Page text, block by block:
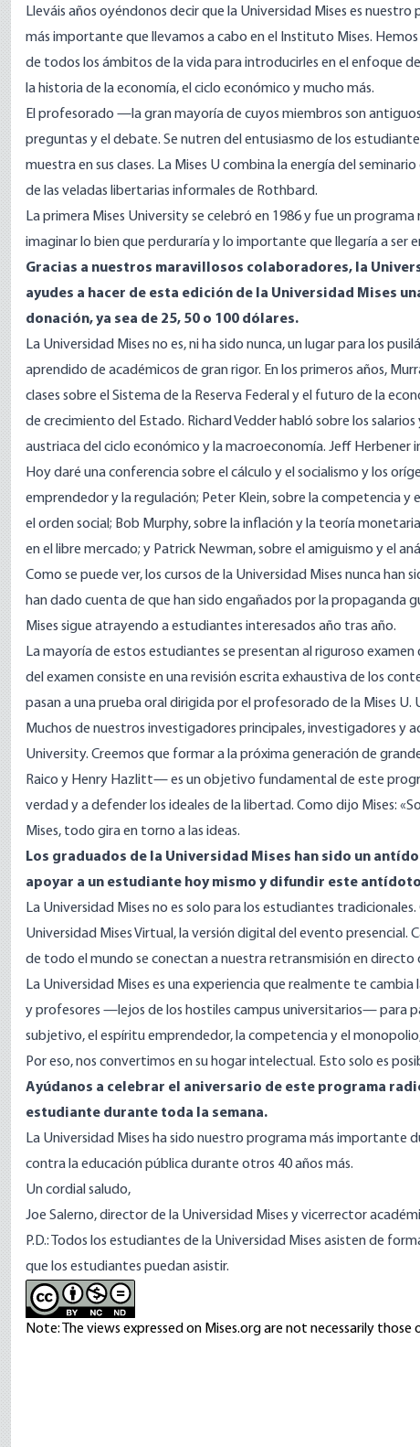
Lleváis años oyéndonos decir que la Universidad Mises es
más importante que llevamos a cabo en el Instituto Mises.
de todos los ámbitos de la vida para introducirles en el enfoque
la historia de la economía, el ciclo económico y mucho más.
El profesorado —la gran mayoría de cuyos miembros son
preguntas y el debate. Se nutren del entusiasmo de los
muestra en sus clases. La Mises U combina la energía del
de las veladas libertarias informales de Rothbard.
La primera Mises University se celebró en 1986 y fue un
imaginar lo bien que perduraría y lo importante que llegaría a ser
Gracias a nuestros maravillosos colaboradores, la
ayudes a hacer de esta edición de la Universidad Mises
donación, ya sea de 25, 50 o 100 dólares.
La Universidad Mises no es, ni ha sido nunca, un lugar para los
aprendido de académicos de gran rigor. En los primeros años,
clases sobre el Sistema de la Reserva Federal y el futuro de la
de crecimiento del Estado. Richard Vedder habló sobre los
austriaca del ciclo económico y la macroeconomía. Jeff
Hoy daré una conferencia sobre el cálculo y el socialismo y los
emprendedor y la regulación; Peter Klein, sobre la competencia
el orden social; Bob Murphy, sobre la inflación y la teoría
en el libre mercado; y Patrick Newman, sobre el amiguismo y el
Como se puede ver, los cursos de la Universidad Mises nunca han
han dado cuenta de que han sido engañados por la propaganda
Mises sigue atrayendo a estudiantes interesados año tras año.
La mayoría de estos estudiantes se presentan al riguroso
del examen consiste en una revisión escrita exhaustiva de los
pasan a una prueba oral dirigida por el profesorado de la Mises U.
Muchos de nuestros investigadores principales, investigadores y
University. Creemos que formar a la próxima generación de
Raico y Henry Hazlitt— es un objetivo fundamental de este
verdad y a defender los ideales de la libertad. Como dijo Mises:
Mises, todo gira en torno a las ideas.
Los graduados de la Universidad Mises han sido un
apoyar a un estudiante hoy mismo y difundir este
La Universidad Mises no es solo para los estudiantes
Universidad Mises Virtual, la versión digital del evento presencial.
de todo el mundo se conectan a nuestra retransmisión en directo
La Universidad Mises es una experiencia que realmente te
y profesores —lejos de los hostiles campus universitarios— para
subjetivo, el espíritu emprendedor, la competencia y el
Por eso, nos convertimos en su hogar intelectual. Esto solo es
Ayúdanos a celebrar el aniversario de este programa
estudiante durante toda la semana.
La Universidad Mises ha sido nuestro programa más importante
contra la educación pública durante otros 40 años más.
Un cordial saludo,
Joe Salerno, director de la Universidad Mises y vicerrector
P.D.: Todos los estudiantes de la Universidad Mises asisten de
que los estudiantes puedan asistir.
Note: The views expressed on Mises.org are not necessarily